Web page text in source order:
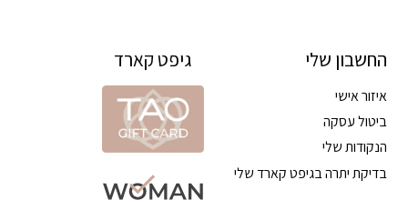
החשבון שלי
איזור אישי
ביטול עסקה
הנקודות שלי
בדיקת יתרה בגיפט קארד שלי
גיפט קארד